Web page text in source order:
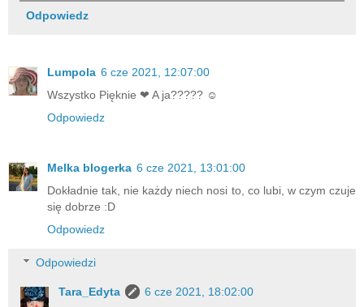
Odpowiedz
Lumpola 6 cze 2021, 12:07:00
Wszystko Pięknie ❤ A ja????? ☺
Odpowiedz
Melka blogerka 6 cze 2021, 13:01:00
Dokładnie tak, nie każdy niech nosi to, co lubi, w czym czuje
się dobrze :D
Odpowiedz
Odpowiedzi
Tara_Edyta
6 cze 2021, 18:02:00